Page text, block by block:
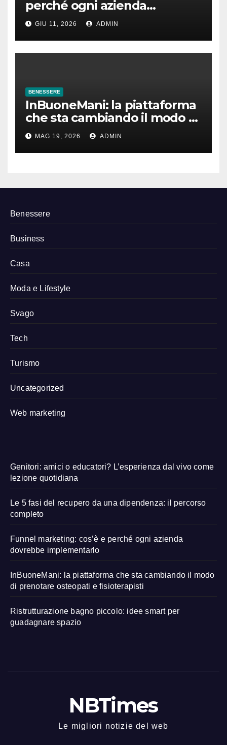
perché ogni azienda
dovrebbe implementarlo
GIU 11, 2026 ADMIN
BENESSERE
InBuoneMani: la piattaforma
che sta cambiando il modo di
prenotare osteopati e
fisioterapisti
MAG 19, 2026 ADMIN
Benessere
Business
Casa
Moda e Lifestyle
Svago
Tech
Turismo
Uncategorized
Web marketing
Genitori: amici o educatori? L’esperienza dal vivo come
lezione quotidiana
Le 5 fasi del recupero da una dipendenza: il percorso
completo
Funnel marketing: cos’è e perché ogni azienda
dovrebbe implementarlo
InBuoneMani: la piattaforma che sta cambiando il modo
di prenotare osteopati e fisioterapisti
Ristrutturazione bagno piccolo: idee smart per
guadagnare spazio
NBTimes
Le migliori notizie del web